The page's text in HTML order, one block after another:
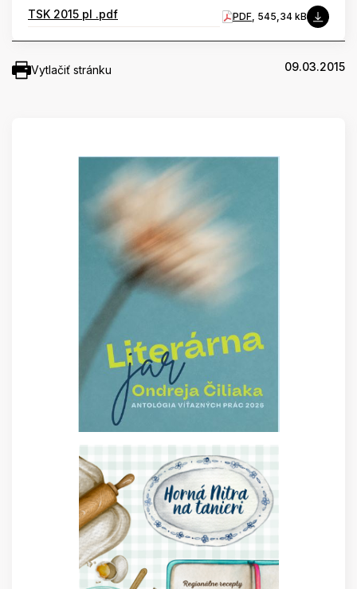
TSK 2015 pl .pdf PDF, 545,34 kB
Vytlačiť stránku 09.03.2015